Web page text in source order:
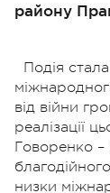
району
Подія
від війни
реалізації
Говоренко –
низки